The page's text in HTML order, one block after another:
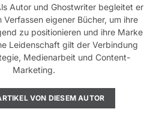
Autor und Ghostwriter begleitet er
Verfassen eigener Bücher, um ihre
zu positionieren und ihre Marke
Leidenschaft gilt der Verbindung
Medienarbeit und Content-
Marketing.
VON DIESEM AUTOR